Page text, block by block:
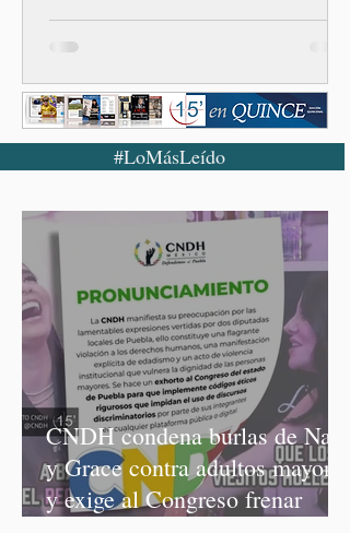
#LoMásLeído
CNDH condena burlas de Nay
y Grace contra adultos mayores
y exige al Congreso frenar